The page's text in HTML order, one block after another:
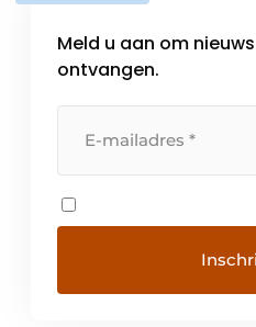
Meld u aan om
ontvangen.